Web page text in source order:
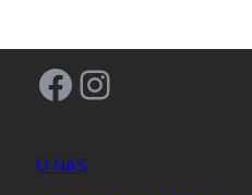
Facebook Instagram
O NAS